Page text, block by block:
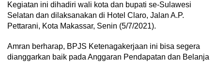
Kegiatan ini dihadiri wali kota dan bupati se-Sulawesi
Selatan dan dilaksanakan di Hotel Claro, Jalan A.P.
Pettarani, Kota Makassar, Senin (5/7/2021).
Amran berharap, BPJS Ketenagakerjaan ini bisa segera
dianggarkan baik pada Anggaran Pendapatan dan Belanja